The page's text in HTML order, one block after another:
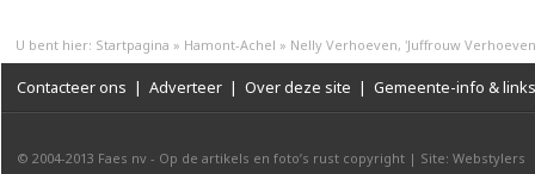
U bent hier: Startpagina » Hamont-Achel » Nelly Verhoeven, 'Juffrouw
Contacteer ons | Adverteer | Over deze site | Gemeente-info & links
© 2004-2013 Faes nv - Op de artikels en foto’s rust copyright | Site: Webstylers